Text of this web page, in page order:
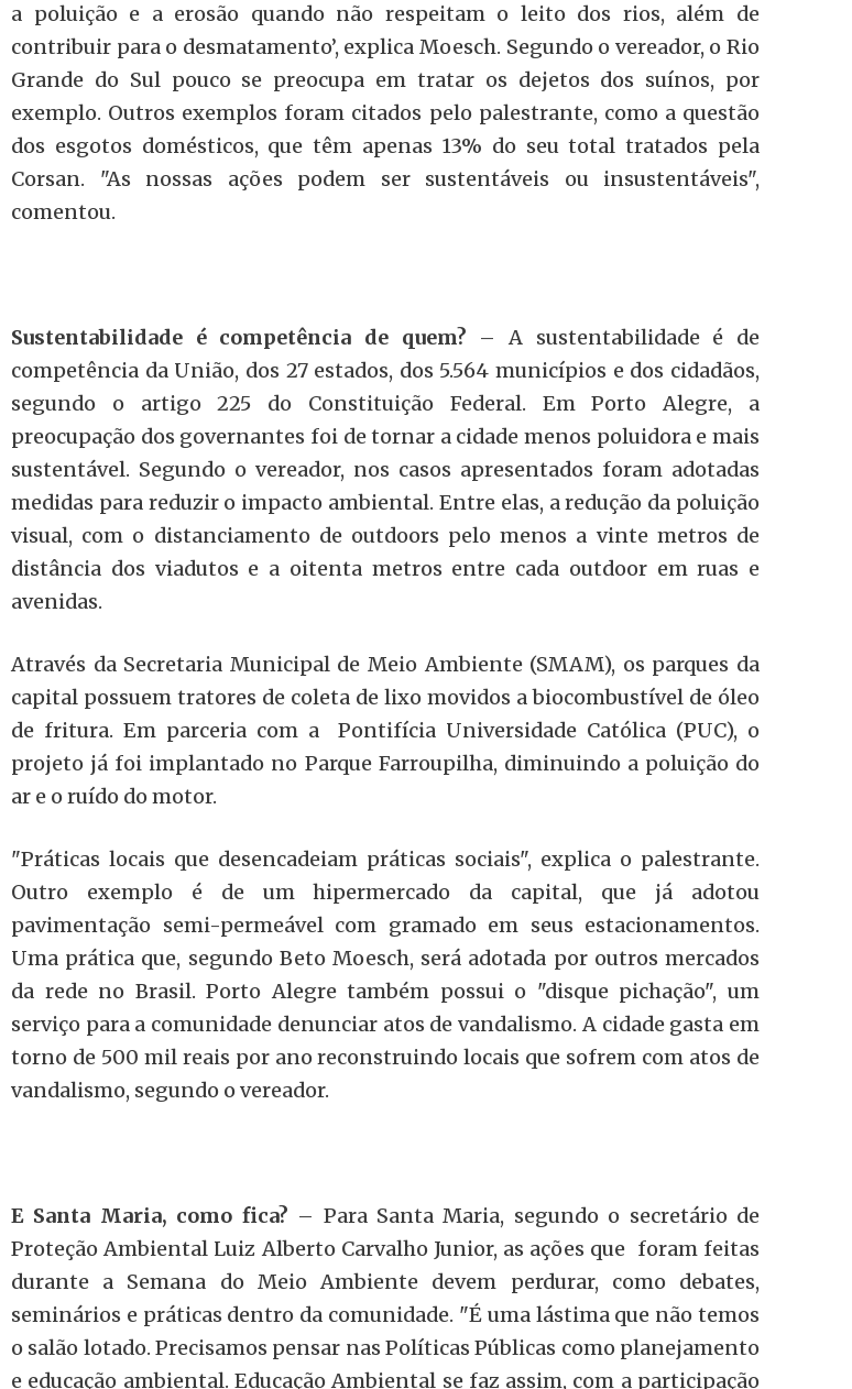
a poluição e a erosão quando não respeitam o leito dos rios, além de
contribuir para o desmatamento’, explica Moesch. Segundo o vereador, o Rio
Grande do Sul pouco se preocupa em tratar os dejetos dos suínos, por
exemplo. Outros exemplos foram citados pelo palestrante, como a questão
dos esgotos domésticos, que têm apenas 13% do seu total tratados pela
Corsan. "As nossas ações podem ser sustentáveis ou insustentáveis",
comentou.
Sustentabilidade é competência de quem? – A sustentabilidade é de
competência da União, dos 27 estados, dos 5.564 municípios e dos cidadãos,
segundo o artigo 225 do Constituição Federal. Em Porto Alegre, a
preocupação dos governantes foi de tornar a cidade menos poluidora e mais
sustentável. Segundo o vereador, nos casos apresentados foram adotadas
medidas para reduzir o impacto ambiental. Entre elas, a redução da poluição
visual, com o distanciamento de outdoors pelo menos a vinte metros de
distância dos viadutos e a oitenta metros entre cada outdoor em ruas e
avenidas.
Através da Secretaria Municipal de Meio Ambiente (SMAM), os parques da
capital possuem tratores de coleta de lixo movidos a biocombustível de óleo
de fritura. Em parceria com a Pontifícia Universidade Católica (PUC), o
projeto já foi implantado no Parque Farroupilha, diminuindo a poluição do
ar e o ruído do motor.
"Práticas locais que desencadeiam práticas sociais", explica o palestrante.
Outro exemplo é de um hipermercado da capital, que já adotou
pavimentação semi-permeável com gramado em seus estacionamentos.
Uma prática que, segundo Beto Moesch, será adotada por outros mercados
da rede no Brasil. Porto Alegre também possui o "disque pichação", um
serviço para a comunidade denunciar atos de vandalismo. A cidade gasta em
torno de 500 mil reais por ano reconstruindo locais que sofrem com atos de
vandalismo, segundo o vereador.
E Santa Maria, como fica? – Para Santa Maria, segundo o secretário de
Proteção Ambiental Luiz Alberto Carvalho Junior, as ações que foram feitas
durante a Semana do Meio Ambiente devem perdurar, como debates,
seminários e práticas dentro da comunidade. "É uma lástima que não temos
o salão lotado. Precisamos pensar nas Políticas Públicas como planejamento
e educação ambiental. Educação Ambiental se faz assim, com a participação